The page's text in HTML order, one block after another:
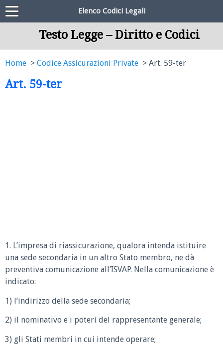
Elenco Codici Legali
Testo Legge – Diritto e Codici
Home Codice Assicurazioni Private Art. 59-ter
Art. 59-ter
1. L’impresa di riassicurazione, qualora intenda istituire
una sede secondaria in un altro Stato membro, ne dà
preventiva comunicazione all’ISVAP. Nella comunicazione è
indicato:
1) l’indirizzo della sede secondaria;
2) il nominativo e i poteri del rappresentante generale;
3) gli Stati membri in cui intende operare;